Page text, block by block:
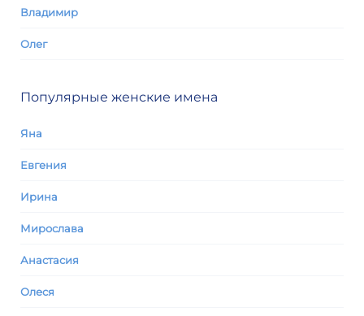
Владимир
Олег
Популярные женские имена
Яна
Евгения
Ирина
Мирослава
Анастасия
Олеся